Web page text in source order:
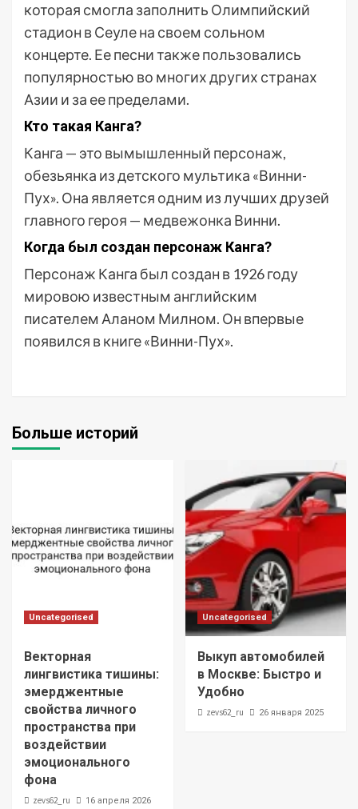
которая смогла заполнить Олимпийский
стадион в Сеуле на своем сольном
концерте. Ее песни также пользовались
популярностью во многих других странах
Азии и за ее пределами.
Кто такая Канга?
Канга — это вымышленный персонаж,
обезьянка из детского мультика «Винни-
Пух». Она является одним из лучших друзей
главного героя — медвежонка Винни.
Когда был создан персонаж Канга?
Персонаж Канга был создан в 1926 году
мировою известным английским
писателем Аланом Милном. Он впервые
появился в книге «Винни-Пух».
Больше историй
Uncategorised
Векторная
лингвистика тишины:
эмерджентные
свойства личного
пространства при
воздействии
эмоционального
фона
zevs62_ru 16 апреля 2026
Uncategorised
Выкуп автомобилей
в Москве: Быстро и
Удобно
zevs62_ru 26 января 2025